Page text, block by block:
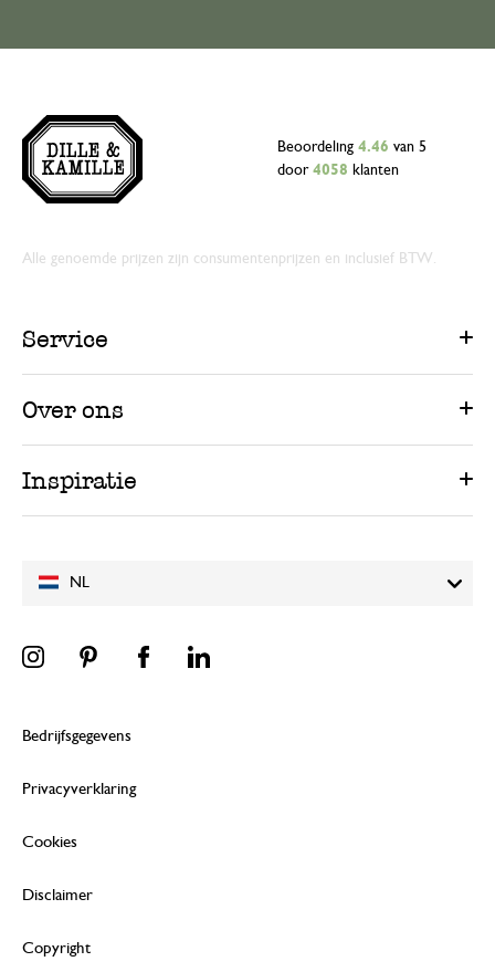
NL
Beoordeling 4.46 van 5
door 4058 klanten
Alle genoemde prijzen zijn consumentenprijzen en inclusief BTW.
Service
Over ons
Inspiratie
Bedrijfsgegevens
Privacyverklaring
Cookies
Disclaimer
Copyright